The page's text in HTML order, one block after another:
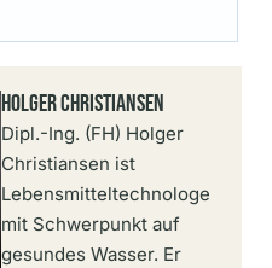
Holger Christiansen
Dipl.-Ing. (FH) Holger
Christiansen ist
Lebensmitteltechnologe
mit Schwerpunkt auf
gesundes Wasser. Er